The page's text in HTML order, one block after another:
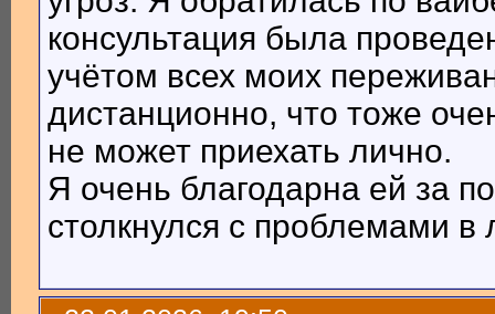
консультация была
учётом всех моих
дистанционно, что тоже
не может приехать лично.
Я очень благодарна ей за
столкнулся с проблемами в